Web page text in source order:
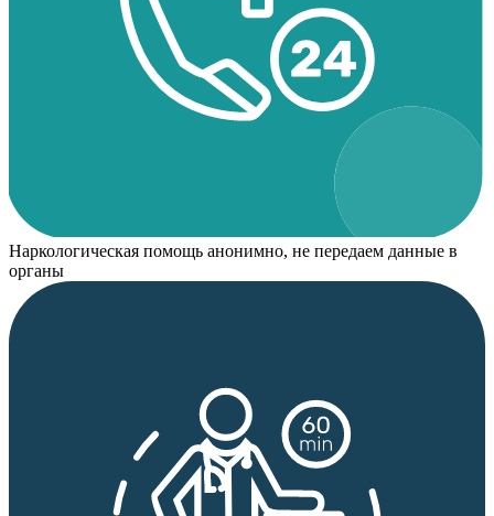
Наркологическая помощь анонимно, не передаем данные в
органы